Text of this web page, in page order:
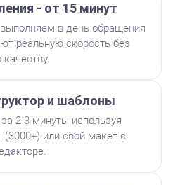
переделай
Заказать
водной основе
КРАСНАЯ 28ml
- от 15 минут
в день обращения
реальную скорость без
и шаблоны
2-3 минуты используя
или свой макет с